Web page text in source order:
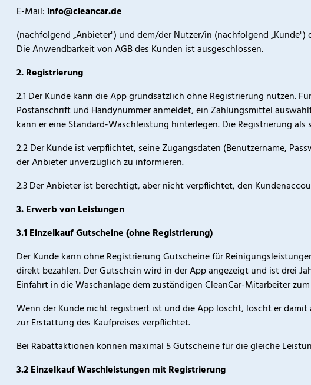
E-Mail:info@cleancar.de
(nachfolgend „Anbieter") und dem/der Nutzer/in (nachfolgend
Die Anwendbarkeit von AGB des Kunden ist ausgeschlossen.
2. Registrierung
2.1 Der Kunde kann die App grundsätzlich ohne Registrierung nutzen.
Postanschrift und Handynummer anmeldet, ein Zahlungsmittel
kann er eine Standard-Waschleistung hinterlegen. Die Registrierung
2.2 Der Kunde ist verpflichtet, seine Zugangsdaten (Benutzername,
der Anbieter unverzüglich zu informieren.
2.3 Der Anbieter ist berechtigt, aber nicht verpflichtet, den
3. Erwerb von Leistungen
3.1 Einzelkauf Gutscheine (ohne Registrierung)
Der Kunde kann ohne Registrierung Gutscheine für
direkt bezahlen. Der Gutschein wird in der App angezeigt und ist drei
Einfahrt in die Waschanlage dem zuständigen CleanCar-Mitarbeiter
Wenn der Kunde nicht registriert ist und die App löscht, löscht er
zur Erstattung des Kaufpreises verpflichtet.
Bei Rabattaktionen können maximal 5 Gutscheine für die gleiche
3.2 Einzelkauf Waschleistungen mit Registrierung